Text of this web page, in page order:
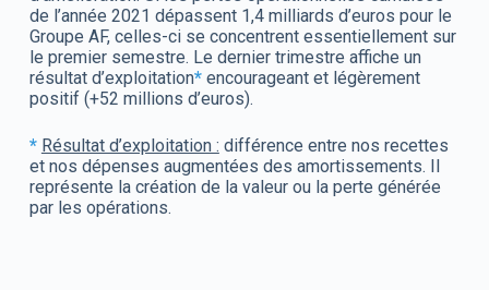
de l’année 2021 dépassent 1,4 milliards d’euros pour le
Groupe AF, celles-ci se concentrent essentiellement sur
le premier semestre. Le dernier trimestre affiche un
résultat d’exploitation*encourageant et légèrement
positif (+52 millions d’euros).
* Résultat d’exploitation : différence entre nos recettes
et nos dépenses augmentées des amortissements. Il
représente la création de la valeur ou la perte générée
par les opérations.